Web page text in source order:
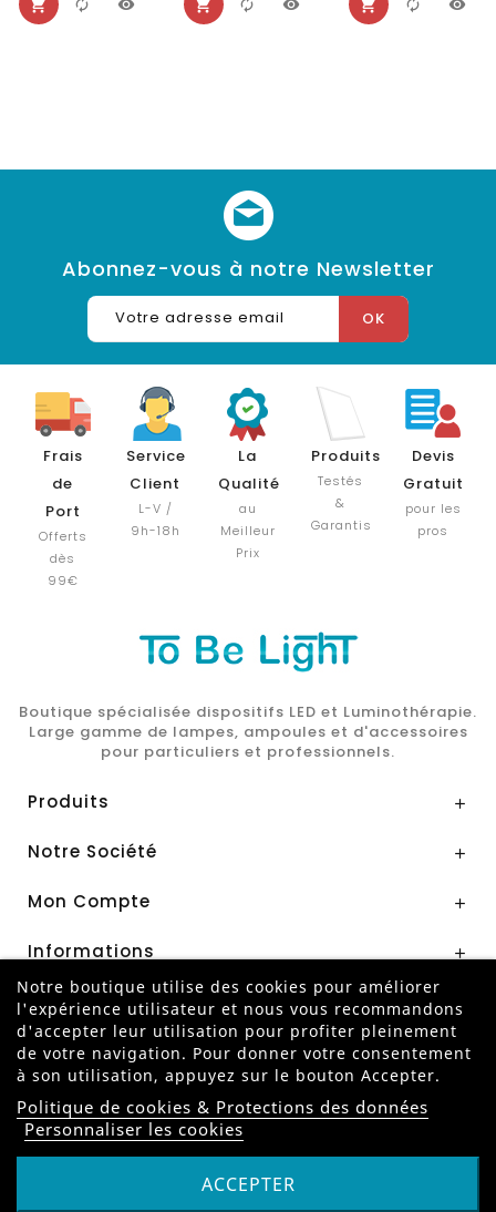
Abonnez-vous à notre Newsletter
Frais
de
Port
Offerts
dès
99€
Service
Client
L-V /
9h-18h
La
Qualité
au
Meilleur
Prix
Produits
Testés
&
Garantis
Devis
Gratuit
pour les
pros
Boutique spécialisée dispositifs LED et Luminothérapie.
Large gamme de lampes, ampoules et d'accessoires
pour particuliers et professionnels.
Produits 
Notre Société 
Mon Compte 
Informations 
Paiement Sécurisé par
Notre boutique utilise des cookies pour améliorer
l'expérience utilisateur et nous vous recommandons
d'accepter leur utilisation pour profiter pleinement
de votre navigation. Pour donner votre consentement
à son utilisation, appuyez sur le bouton Accepter.
Politique de cookies & Protections des données
Personnaliser les cookies
ACCEPTER
ANNULER MA COMMANDE